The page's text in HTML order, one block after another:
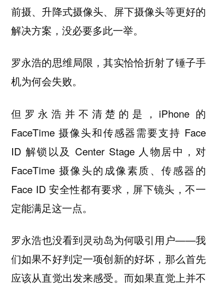
前摄、升降式摄像头、屏下摄像头等更好的
解决方案，没必要多此一举。
罗永浩的思维局限，其实恰恰折射了锤子手
机为何会失败。
但罗永浩并不清楚的是，iPhone 的
FaceTime 摄像头和传感器需要支持 Face
ID 解锁以及 Center Stage 人物居中，对
FaceTime 摄像头的成像素质、传感器的
Face ID 安全性都有要求，屏下镜头，不一
定能满足这一点。
罗永浩也没看到灵动岛为何吸引用户——我
们如果不好判定一项创新的好坏，那么首先
应该从直觉出发来感受。而如果直觉上并不